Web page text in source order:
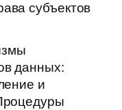
субъектов
данных:
и